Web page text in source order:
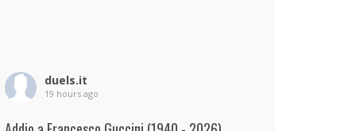
duels.it
19 hours ago